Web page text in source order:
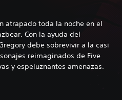
atrapado toda la noche en el
Con la ayuda del
debe sobrevivir a la casi
reimaginados de Five
y espeluznantes amenazas.